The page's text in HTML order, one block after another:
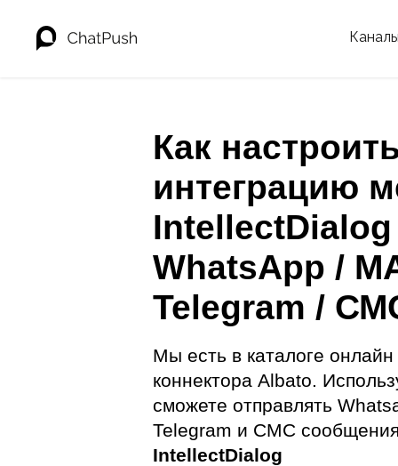
Как
интеграцию
WhatsApp /
Telegram /
Мы есть в каталоге онлайн
коннектора Albato.
сможете отправлять
Telegram и СМС
IntellectDialog